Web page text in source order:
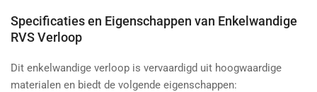
Specificaties en Eigenschappen van Enkelwandige
RVS Verloop
Dit enkelwandige verloop is vervaardigd uit hoogwaardige
materialen en biedt de volgende eigenschappen: